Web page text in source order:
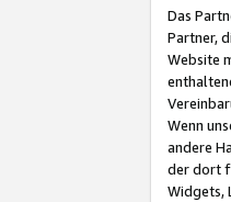
Das
Partner,
Website
Wenn
andere
der dort
Widgets,